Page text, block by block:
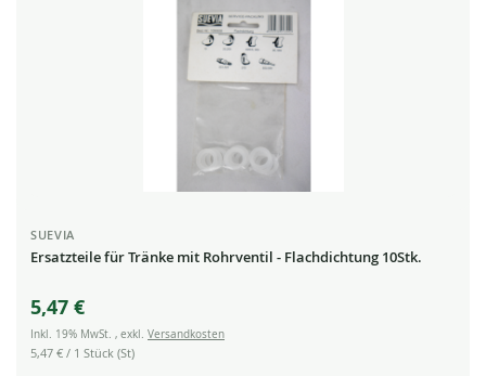
SUEVIA
Ersatzteile für Tränke mit Rohrventil - Flachdichtung 10Stk.
5,47 €
Inkl. 19% MwSt. , exkl. Versandkosten
5,47 € / 1 Stück (St)